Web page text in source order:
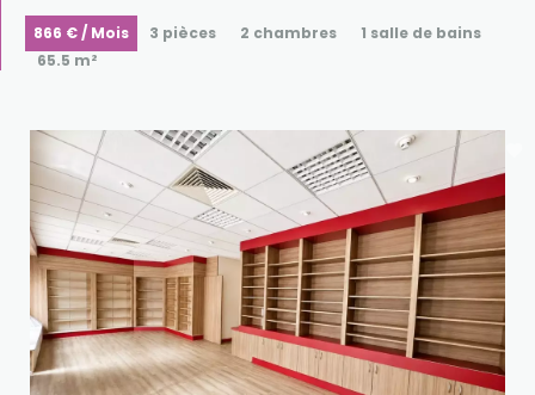
866 € / Mois 3 pièces 2 chambres
1 salle de bains
65.5 m²